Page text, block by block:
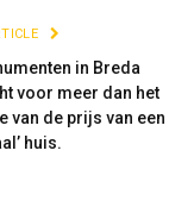
in Breda
voor meer dan het
van de prijs van een
huis.